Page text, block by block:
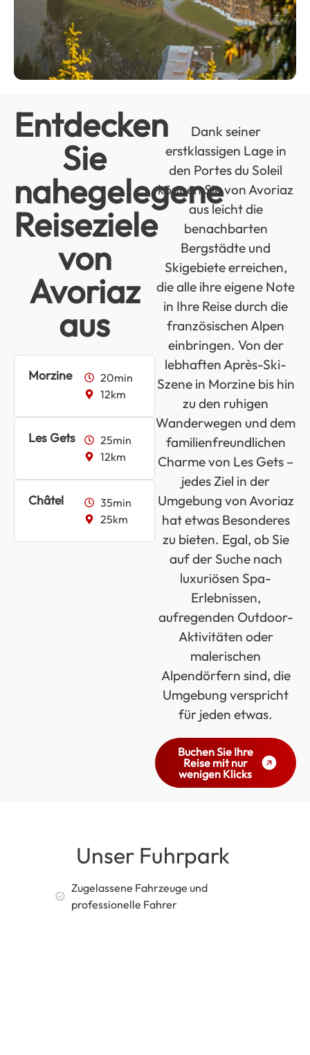
Entdecken
Sie
nahegelegene
Reiseziele
von
Avoriaz
aus
Morzine
20min
12km
Les Gets
25min
12km
Châtel
35min
25km
Dank seiner
erstklassigen Lage in
den Portes du Soleil
können Sie von Avoriaz
aus leicht die
benachbarten
Bergstädte und
Skigebiete erreichen,
die alle ihre eigene Note
in Ihre Reise durch die
französischen Alpen
einbringen. Von der
lebhaften Après-Ski-
Szene in Morzine bis hin
zu den ruhigen
Wanderwegen und dem
familienfreundlichen
Charme von Les Gets –
jedes Ziel in der
Umgebung von Avoriaz
hat etwas Besonderes
zu bieten. Egal, ob Sie
auf der Suche nach
luxuriösen Spa-
Erlebnissen,
aufregenden Outdoor-
Aktivitäten oder
malerischen
Alpendörfern sind, die
Umgebung verspricht
für jeden etwas.
Buchen Sie Ihre
Reise mit nur
wenigen Klicks
Unser Fuhrpark
Zugelassene Fahrzeuge und
professionelle Fahrer